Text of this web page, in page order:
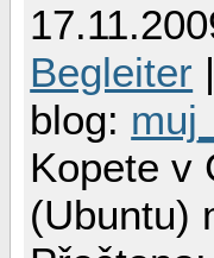
Begleiter
blog:
Kopete v
(Ubuntu)